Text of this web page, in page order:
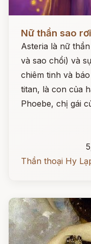
Nữ thần sao
Asteria là nữ
và sao chổi) và
chiêm tinh và
titan, là con của
Phoebe, chị gái
Thần thoại Hy